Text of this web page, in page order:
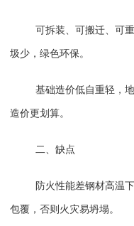
可拆装、可搬迁、可
圾少，绿色环保。
基础造价低自重轻，
造价更划算。
二、缺点
防火性能差钢材高温
包覆 ，否则火灾易坍塌。